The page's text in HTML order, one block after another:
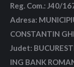
Reg. Com.: J40/
Adresa:
CONSTANTIN
Judet:
ING BANK